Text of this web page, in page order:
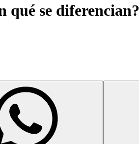
qué se diferencian?